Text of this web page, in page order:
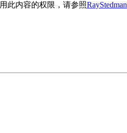
用此内容的权限，请参照